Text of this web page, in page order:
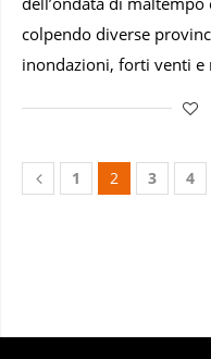
colpendo diverse
inondazioni, forti venti e
1 2 3 4